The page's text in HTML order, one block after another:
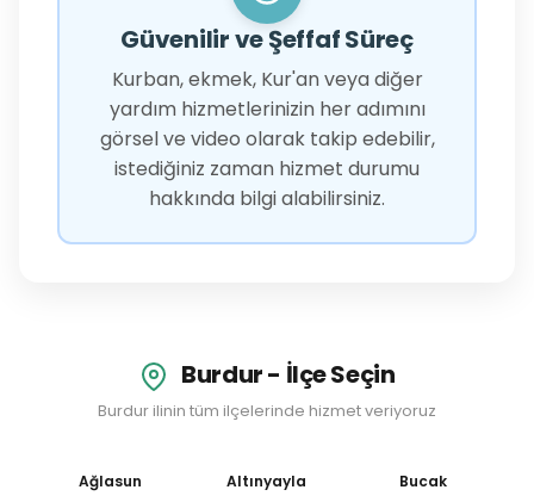
Güvenilir ve Şeffaf Süreç
Kurban, ekmek, Kur'an veya diğer
yardım hizmetlerinizin her adımını
görsel ve video olarak takip edebilir,
istediğiniz zaman hizmet durumu
hakkında bilgi alabilirsiniz.
Burdur - İlçe Seçin
Burdur ilinin tüm ilçelerinde hizmet veriyoruz
Ağlasun Altınyayla Bucak